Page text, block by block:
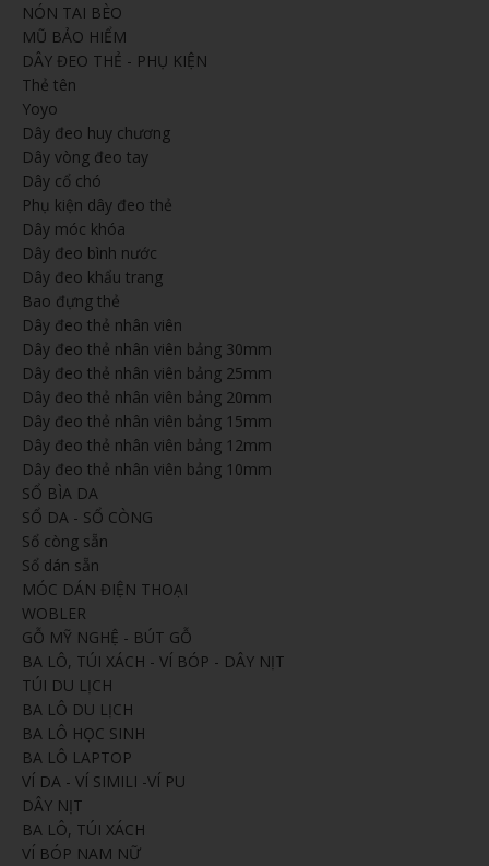
NÓN TAI BÈO
MŨ BẢO HIỂM
DÂY ĐEO THẺ - PHỤ KIỆN
Thẻ tên
Yoyo
Dây đeo huy chương
Dây vòng đeo tay
Dây cổ chó
Phụ kiện dây đeo thẻ
Dây móc khóa
Dây đeo bình nước
Dây đeo khẩu trang
Bao đựng thẻ
Dây đeo thẻ nhân viên
Dây đeo thẻ nhân viên bảng 30mm
Dây đeo thẻ nhân viên bảng 25mm
Dây đeo thẻ nhân viên bảng 20mm
Dây đeo thẻ nhân viên bảng 15mm
Dây đeo thẻ nhân viên bảng 12mm
Dây đeo thẻ nhân viên bảng 10mm
SỔ BÌA DA
SỔ DA - SỔ CÒNG
Sổ còng sẵn
Sổ dán sẵn
MÓC DÁN ĐIỆN THOẠI
WOBLER
GỖ MỸ NGHỆ - BÚT GỖ
BA LÔ, TÚI XÁCH - VÍ BÓP - DÂY NỊT
TÚI DU LỊCH
BA LÔ DU LỊCH
BA LÔ HỌC SINH
BA LÔ LAPTOP
VÍ DA - VÍ SIMILI -VÍ PU
DÂY NỊT
BA LÔ, TÚI XÁCH
VÍ BÓP NAM NỮ